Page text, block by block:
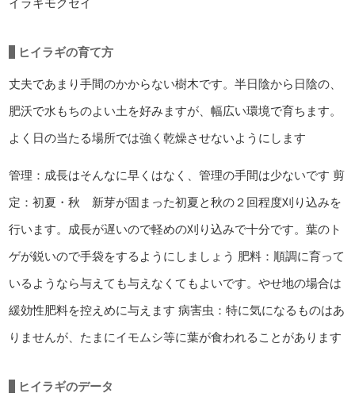
イラギモクセイ
ヒイラギの育て方
丈夫であまり手間のかからない樹木です。半日陰から日陰の、
肥沃で水もちのよい土を好みますが、幅広い環境で育ちます。
よく日の当たる場所では強く乾燥させないようにします
管理：成長はそんなに早くはなく、管理の手間は少ないです 剪
定：初夏・秋 新芽が固まった初夏と秋の２回程度刈り込みを
行います。成長が遅いので軽めの刈り込みで十分です。葉のト
ゲが鋭いので手袋をするようにしましょう 肥料：順調に育って
いるようなら与えても与えなくてもよいです。やせ地の場合は
緩効性肥料を控えめに与えます 病害虫：特に気になるものはあ
りませんが、たまにイモムシ等に葉が食われることがあります
ヒイラギのデータ